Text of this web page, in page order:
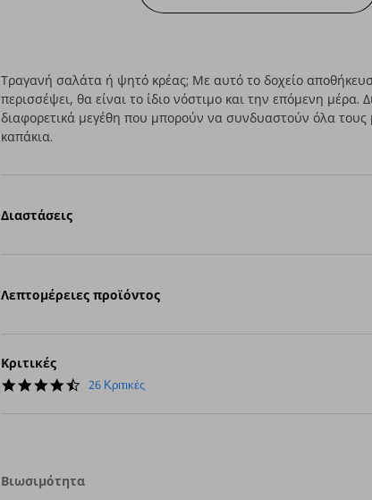
Τραγανή σαλάτα ή ψητό κρέας; Με αυτό το δοχείο
περισσέψει, θα είναι το ίδιο νόστιμο και την επόμενη μέρα.
διαφορετικά μεγέθη που μπορούν να συνδυαστούν όλα τους
καπάκια.
Διαστάσεις
Λεπτομέρειες προϊόντος
Κριτικές
4.7
26 Κριτικές
Βιωσιμότητα